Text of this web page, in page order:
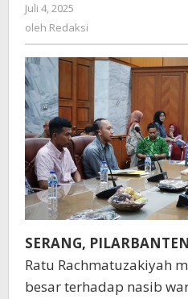
Juli 4, 2025
Redaksi
oleh Redaksi
SERANG,
Ratu Rachmatuzakiyah
besar terhadap nasib